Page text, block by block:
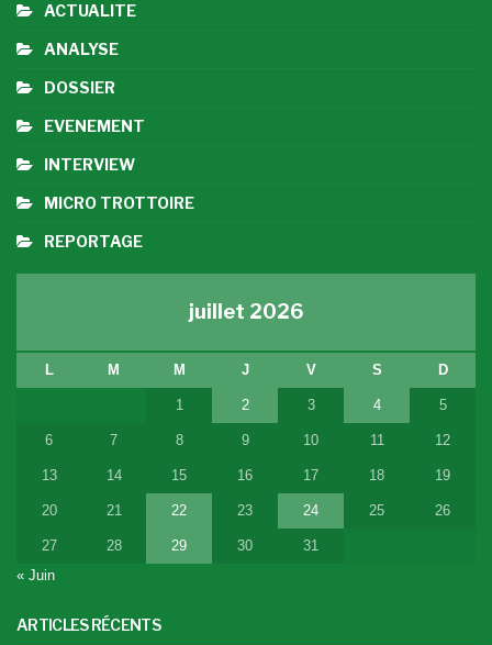
ACTUALITE
ANALYSE
DOSSIER
EVENEMENT
INTERVIEW
MICRO TROTTOIRE
REPORTAGE
juillet 2026
L M M J V S D
1 2 3 4 5
6 7 8 9 10 11 12
13 14 15 16 17 18 19
20 21 22 23 24 25 26
27 28 29 30
31
« Juin
ARTICLES RÉCENTS